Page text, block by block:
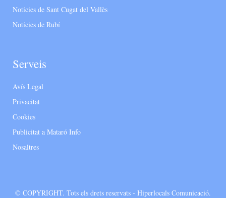
Notícies de Sant Cugat del Vallès
Notícies de Rubí
Serveis
Avís Legal
Privacitat
Cookies
Publicitat a Mataró Info
Nosaltres
© COPYRIGHT. Tots els drets reservats - Hiperlocals Comunicació.